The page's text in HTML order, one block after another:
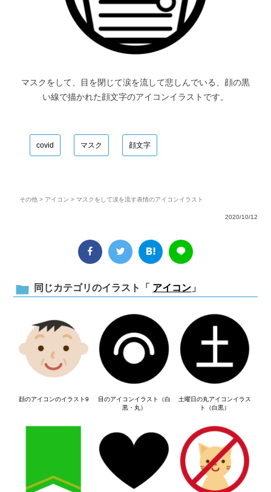
マスクをして、目を閉じて涙を流して悲しんでいる、顔の黒
い線で描かれた顔文字のアイコンイラストです。
covid マスク 顔文字
その他 > アイコン > マスクをして涙を流す表情のアイコンイラスト
2020/10/12
同じカテゴリのイラスト「 アイコン 」
顔のアイコンのイラスト9
目のアイコンイラスト（白
黒・丸）
土曜日の丸アイコンイラス
ト（白黒）